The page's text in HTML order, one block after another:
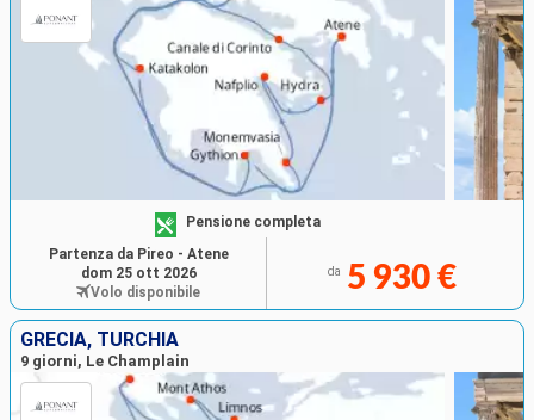
Pensione completa
da 5 930 €
Partenza da Pireo - Atene
dom 25 ott 2026
Volo disponibile
GRECIA, TURCHIA
9 giorni, Le Champlain